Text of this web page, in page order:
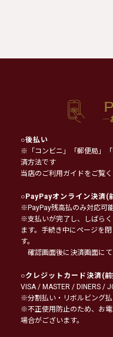
○後払い
※「コンビニ」「郵便局」
済方法です
当店のご利用ガイドをご覧
○PayPayオンライン決済(
※PayPay残高払のみ対応可
※支払いが完了し、しばら
ます。手続き中にページを
す。
確認画面後に決済画面にて
○クレジットカード決済(
VISA / MASTER / DINERS /
※分割払い・リボルビング払
※不正使用防止のため、お
場合がございます。